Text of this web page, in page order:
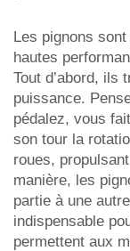
Les pignons
hautes
Tout d’abord, ils
puissance.
pédalez, vous
son tour la
roues,
manière, les
partie à une
indispensable
permettent aux